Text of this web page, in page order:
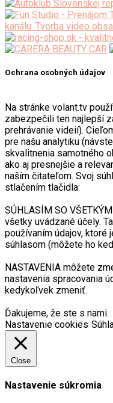
Ochrana osobných údajov
Na stránke volant.tv
zabezpečili ten najlepší
prehrávanie videií).
pre našu analytiku
skvalitnenia samotného
ako aj presnejšie a
naším čitateľom. Svoj
stlačením tlačidla:
SÚHLASÍM SO
všetky uvádzané účely.
používaním údajov, ktoré
súhlasom (môžete ho
NASTAVENIA môžete
nastavenia spracovania
kedykoľvek zmeniť.
Ďakujeme, že ste s nami.
Nastavenie cookies
Close
Nastavenie súkromia